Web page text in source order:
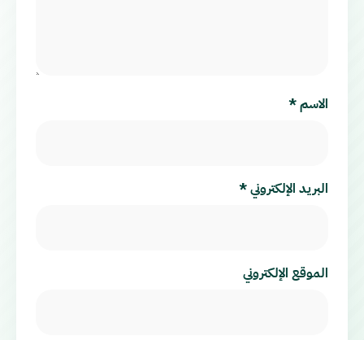
الاسم*
البريد الإلكتروني*
الموقع الإلكتروني